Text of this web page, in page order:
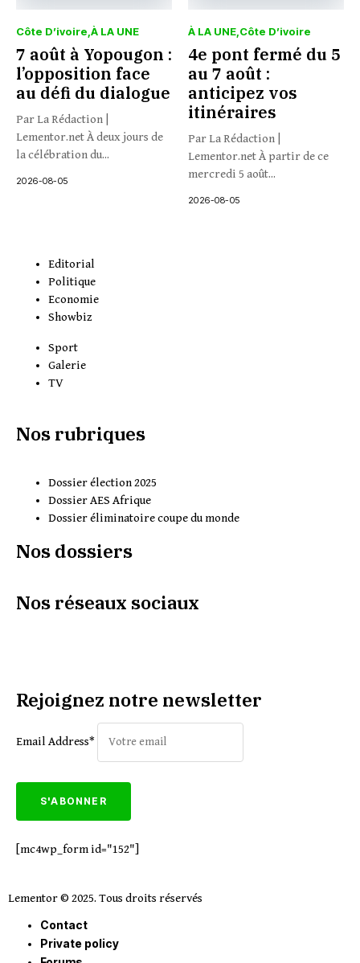
Côte D’ivoire À LA UNE
7 août à Yopougon :
l’opposition face
au défi du dialogue
Par La Rédaction |
Lementor.net À deux jours de
la célébration du...
2026-08-05
À LA UNE Côte D’ivoire
4e pont fermé du 5
au 7 août :
anticipez vos
itinéraires
Par La Rédaction |
Lementor.net À partir de ce
mercredi 5 août...
2026-08-05
Editorial
Politique
Economie
Showbiz
Sport
Galerie
TV
Nos rubriques
Dossier élection 2025
Dossier AES Afrique
Dossier éliminatoire coupe du monde
Nos dossiers
Nos réseaux sociaux
Rejoignez notre newsletter
Email Address*
[mc4wp_form id="152"]
Lementor © 2025. Tous droits réservés
Contact
Private policy